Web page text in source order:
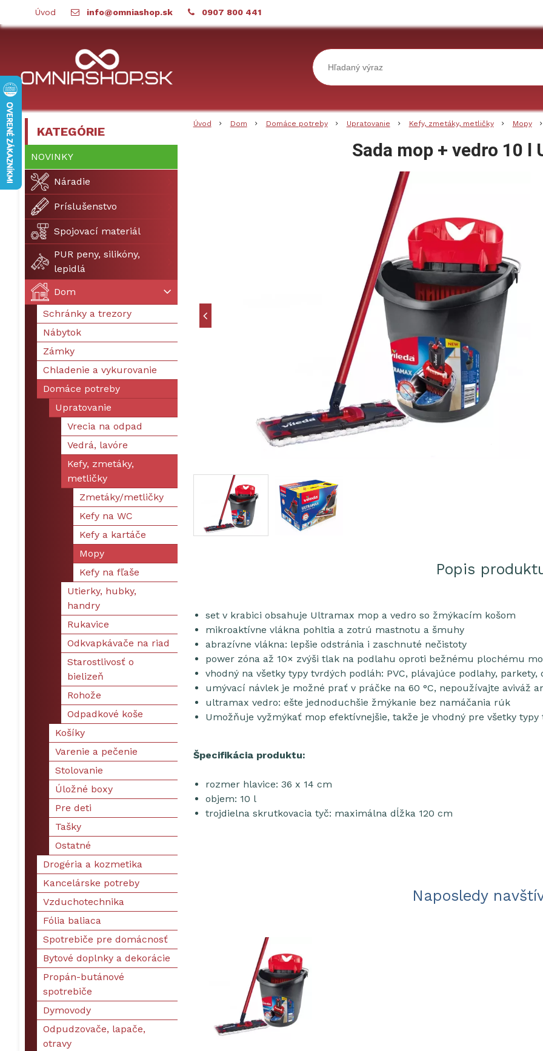
Úvod info@omniashop.sk 0907 800 441
Úvod Dom Domáce potreby Upratovanie Kefy, zmetáky, metličky Mopy
Sada mop + vedro 10 l
Popis
set v krabici obsahuje Ultramax mop a vedro so žmýkacím košom
mikroaktívne vlákna pohltia a zotrú mastnotu a šmuhy
abrazívne vlákna: lepšie odstránia i zaschnuté nečistoty
power zóna až 10× zvýši tlak na podlahu oproti bežnému plochému
vhodný na všetky typy tvrdých podláh: PVC, plávajúce podlahy, parkety,
umývací návlek je možné prať v práčke na 60 °C, nepoužívajte aviváž
ultramax vedro: ešte jednoduchšie žmýkanie bez namáčania rúk
Umožňuje vyžmýkať mop efektívnejšie, takže je vhodný pre všetky typy
Špecifikácia produktu:
rozmer hlavice: 36 x 14 cm
objem: 10 l
trojdielna skrutkovacia tyč: maximálna dĺžka 120 cm
Naposledy
KATEGÓRIE
NOVINKY
Náradie
Príslušenstvo
Spojovací materiál
PUR peny, silikóny,
lepidlá
Dom
Schránky a trezory
Nábytok
Zámky
Chladenie a vykurovanie
Domáce potreby
Upratovanie
Vrecia na odpad
Vedrá, lavóre
Kefy, zmetáky,
metličky
Zmetáky/metličky
Kefy na WC
Kefy a kartáče
Mopy
Kefy na fľaše
Utierky, hubky,
handry
Rukavice
Odkvapkávače na riad
Starostlivosť o
bielizeň
Rohože
Odpadkové koše
Košíky
Varenie a pečenie
Stolovanie
Úložné boxy
Pre deti
Tašky
Ostatné
Drogéria a kozmetika
Kancelárske potreby
Vzduchotechnika
Fólia baliaca
Spotrebiče pre domácnosť
Bytové doplnky a dekorácie
Propán-butánové
spotrebiče
Dymovody
Odpudzovače, lapače,
otravy